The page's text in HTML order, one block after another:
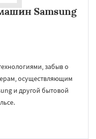
Samsung
забыв о
осуществляющим
и другой бытовой